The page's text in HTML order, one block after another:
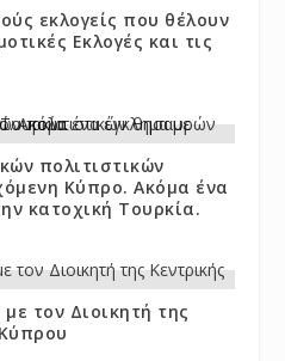
εκλογείς που θέλουν
Εκλογές και τις
πολιτιστικών
Κύπρο. Ακόμα ένα
κατοχική Τουρκία.
τον Διοικητή της